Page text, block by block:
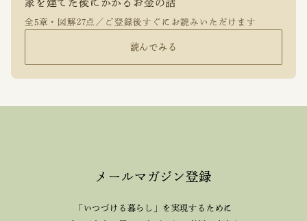
家を建てた後にかかるお金の話
全5章・図解27点／ご登録後すぐにお読みいただけます
読んでみる
メールマガジン登録
「いつづける暮らし」を実現するために